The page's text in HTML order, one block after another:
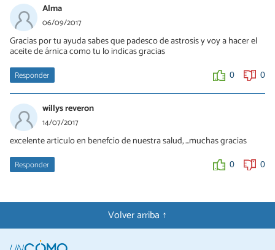
Alma
06/09/2017
Gracias por tu ayuda sabes que padesco de astrosis y voy a hacer el
aceite de árnica como tu lo indicas gracias
Responder 0 0
willys reveron
14/07/2017
excelente articulo en benefcio de nuestra salud, ...muchas gracias
Responder 0 0
Volver arriba ↑